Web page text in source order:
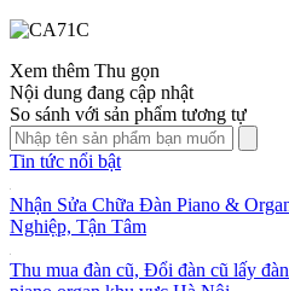
Xem thêm Thu gọn
Nội dung đang cập nhật
So sánh với sản phẩm tương tự
Tin tức nổi bật
Nhận Sửa Chữa Đàn Piano &
Nghiệp, Tận Tâm
Thu mua đàn cũ, Đổi đàn cũ lấy